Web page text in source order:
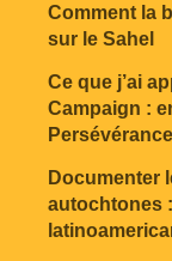
Comment la
sur le Sahel
Ce que j’ai
Campaign :
Persévérance
Documenter
autochtones